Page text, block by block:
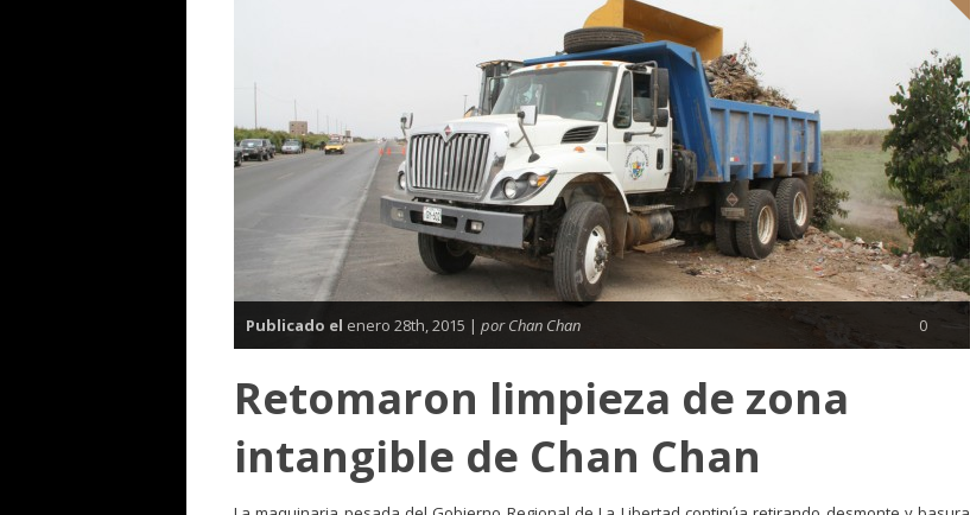
Publicado el enero 28th, 2015 | por Chan Chan 0
Retomaron limpieza de zona
intangible de Chan Chan